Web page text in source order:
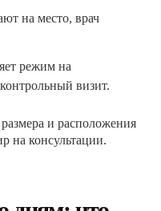
на место, врач
режим на
визит.
и расположения
на консультации.